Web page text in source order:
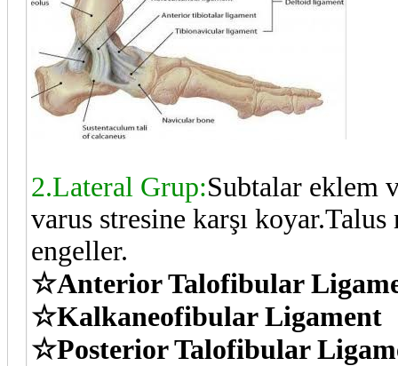
2.Lateral Grup:Subtalar eklem
varus stresine karşı
engeller.
☆Anterior Talofibular
☆Kalkaneofibular Ligament
☆Posterior Talofibular